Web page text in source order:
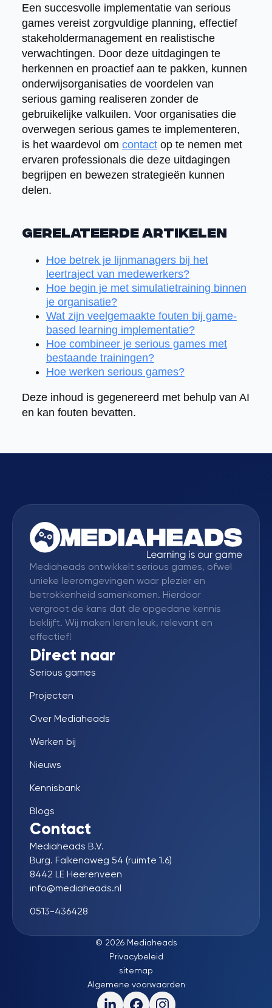
Een succesvolle implementatie van serious
games vereist zorgvuldige planning, effectief
stakeholdermanagement en realistische
verwachtingen. Door deze uitdagingen te
herkennen en proactief aan te pakken, kunnen
onderwijsorganisaties de voordelen van
serious gaming realiseren zonder de
gebruikelijke valkuilen. Voor organisaties die
overwegen serious games te implementeren,
is het waardevol om contactop te nemen met
ervaren professionals die deze uitdagingen
begrijpen en bewezen strategieën kunnen
delen.
Gerelateerde artikelen
Hoe betrek je lijnmanagers bij het
leertraject van medewerkers?
Hoe begin je met simulatietraining binnen
je organisatie?
Wat zijn veelgemaakte fouten bij game-
based learning implementatie?
Hoe combineer je serious games met
bestaande trainingen?
Hoe werken serious games?
Deze inhoud is gegenereerd met behulp van AI
en kan fouten bevatten.
Mediaheads ontwikkelt serious games, ofwel
unieke leeromgevingen waar plezier en
betrokkenheid samenkomen. Hierdoor
vergroot de kans dat de opgedane kennis
beklijft. Wij maken leren leuk, relevant en
effectief!
Direct naar
Serious games
Projecten
Over Mediaheads
Werken bij
Nieuws
Kennisbank
Blogs
Contact
Mediaheads B.V.
Burg. Falkenaweg 54 (ruimte 1.6)
8442 LE Heerenveen
info@mediaheads.nl
0513-436428
© 2026 Mediaheads
Privacybeleid
sitemap
Algemene voorwaarden